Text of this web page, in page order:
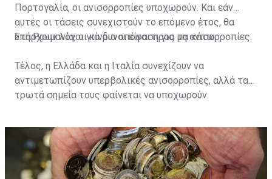
Πορτογαλία, οι ανισορροπίες υποχωρούν. Και εάν
αυτές οι τάσεις συνεχιστούν το επόμενο έτος, θα
υπάρχουν λόγοι για μια απόφαση για μη ανισορροπίες.
Στη Ρουμανία, οι κίνδυνοι είναι προς τα κάτω.
Τέλος, η Ελλάδα και η Ιταλία συνεχίζουν να
αντιμετωπίζουν υπερβολικές ανισορροπίες, αλλά τα
τρωτά σημεία τους φαίνεται να υποχωρούν.